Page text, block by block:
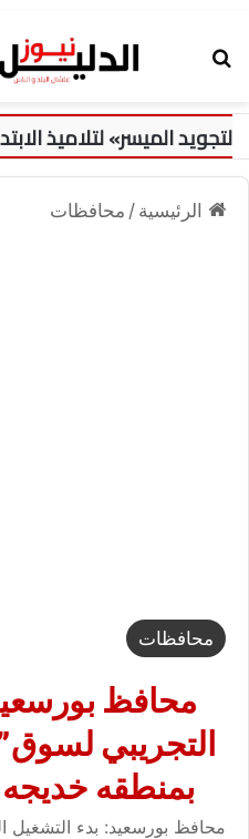
لتلاميذ الابتدائية
الرئيسية / محافظات
محافظات
محافظ
التجريبي
بمنطقه
محافظ بورسعيد: بدء التشغيل